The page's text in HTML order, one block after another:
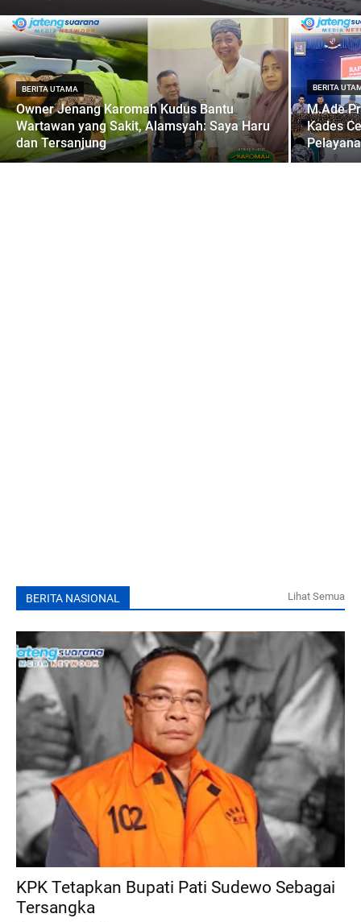
BERITA UTAMA
Owner Jenang Karomah Kudus Bantu
Wartawan yang Sakit, Alamsyah: Saya Haru
dan Tersanjung
BERITA
M.Ade
Kades
BERITA NASIONAL Lihat Semua
KPK Tetapkan Bupati Pati Sudewo Sebagai
Tersangka